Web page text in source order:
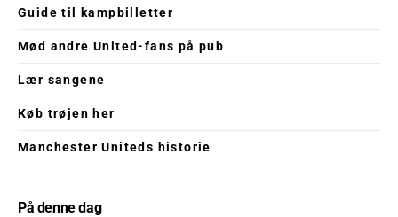
Guide til kampbilletter
Mød andre United-fans på pub
Lær sangene
Køb trøjen her
Manchester Uniteds historie
På denne dag